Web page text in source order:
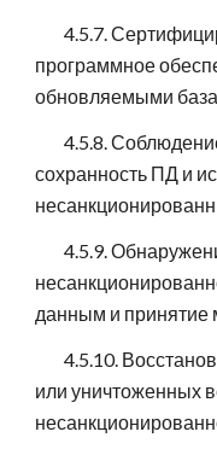
4.5.7.
программное
обновляемыми
4.5.8.
сохранность ПД и
4.5.9.
данным и принятие
4.5.10.
или уничтоженных